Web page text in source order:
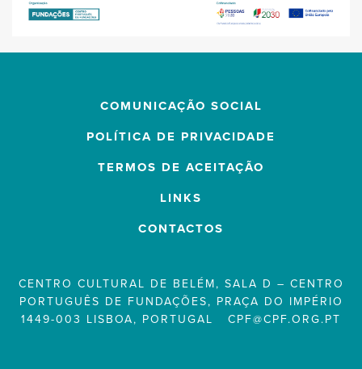
COMUNICAÇÃO SOCIAL
POLÍTICA DE PRIVACIDADE
TERMOS DE ACEITAÇÃO
LINKS
CONTACTOS
CENTRO CULTURAL DE BELÉM, SALA D – CENTRO
PORTUGUÊS DE FUNDAÇÕES, PRAÇA DO IMPÉRIO
1449-003 LISBOA, PORTUGAL
CPF@CPF.ORG.PT